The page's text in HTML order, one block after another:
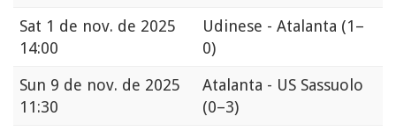
Sat 1 de nov. de 2025
14:00
Udinese - Atalanta (1–
0)
Sun 9 de nov. de 2025
11:30
Atalanta - US Sassuolo
(0–3)